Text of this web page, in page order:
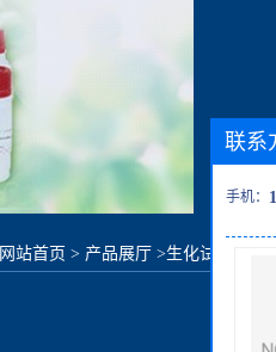
网站首页 > 产品展厅 >生化试剂
联系
手机：